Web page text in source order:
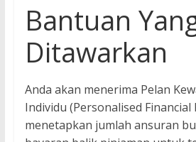
Bantuan
Ditawarkan
Anda akan menerima Pelan
Individu (Personalised Financial
menetapkan jumlah ansuran